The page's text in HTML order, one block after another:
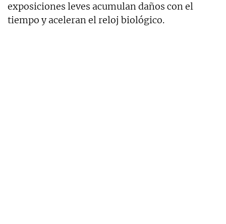
exposiciones leves acumulan daños con el
tiempo y aceleran el reloj biológico.